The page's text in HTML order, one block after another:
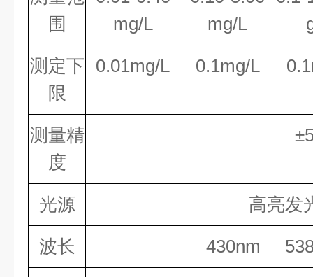
围
mg/L
mg/L
测定下
限
0.01mg/L 0.1mg/L
测量精
度
光源
高亮发
波长
430nm